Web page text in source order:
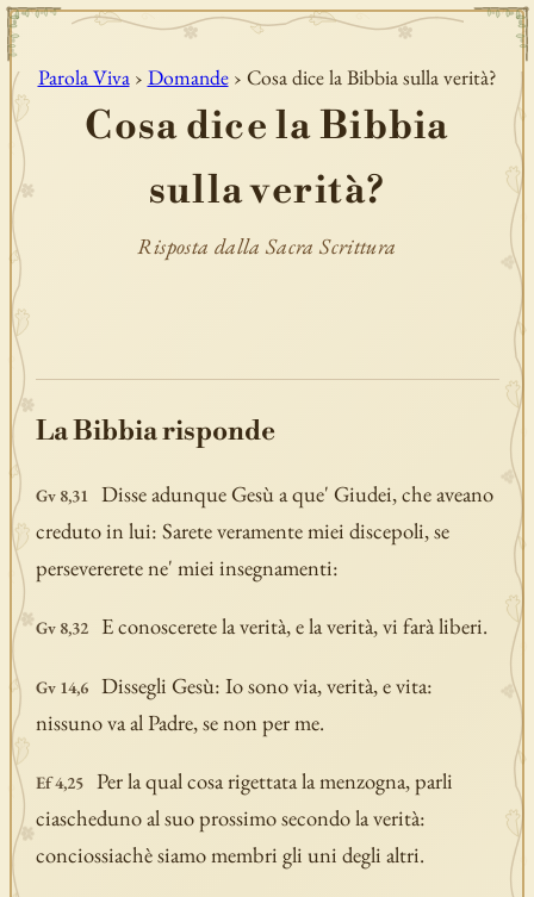
Parola Viva › Domande› Cosa dice la Bibbia sulla verità?
Cosa dice la Bibbia
sulla verità?
Risposta dalla Sacra Scrittura
La Bibbia risponde
Gv 8,31
Disse adunque Gesù a que' Giudei, che aveano
creduto in lui: Sarete veramente miei discepoli, se
persevererete ne' miei insegnamenti:
Gv 8,32 E conoscerete la verità, e la verità, vi farà liberi.
Gv 14,6
Dissegli Gesù: Io sono via, verità, e vita:
nissuno va al Padre, se non per me.
Ef 4,25
Per la qual cosa rigettata la menzogna, parli
ciascheduno al suo prossimo secondo la verità:
conciossiachè siamo membri gli uni degli altri.